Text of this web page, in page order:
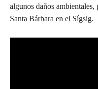
algunos daños
Santa Bárbara en el Sígsig.